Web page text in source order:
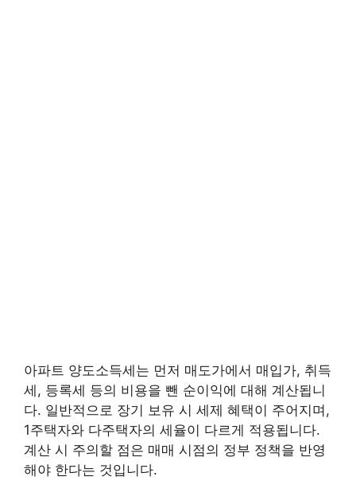
아파트 양도소득세는 먼저 매도가에서 매입가, 취득
세, 등록세 등의 비용을 뺀 순이익에 대해 계산됩니
다. 일반적으로 장기 보유 시 세제 혜택이 주어지며,
1주택자와 다주택자의 세율이 다르게 적용됩니다.
계산 시 주의할 점은 매매 시점의 정부 정책을 반영
해야 한다는 것입니다.